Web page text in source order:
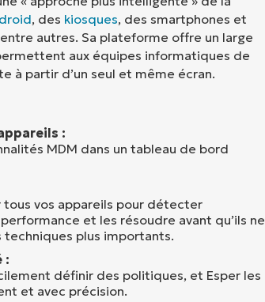
, des kiosques, des smartphones et
autres. Sa plateforme offre un large
aux équipes informatiques de
à partir d’un seul et même écran.
:
MDM dans un tableau de bord
tous vos appareils pour détecter
et les résoudre avant qu’ils ne
plus importants.
:
définir des politiques, et Esper les
et avec précision.